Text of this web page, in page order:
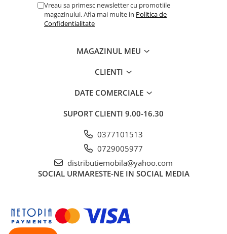
Vreau sa primesc newsletter cu promotiile
magazinului. Afla mai multe in Politica de
Confidentialitate
MAGAZINUL MEU
CLIENTI
DATE COMERCIALE
SUPORT CLIENTI 9.00-16.30
0377101513
0729005977
distributiemobila@yahoo.com
SOCIAL URMARESTE-NE IN SOCIAL MEDIA